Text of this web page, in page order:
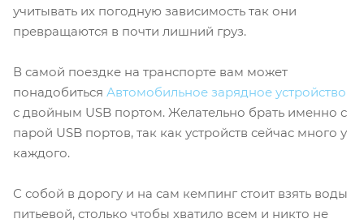
учитывать их погодную зависимость так они
превращаются в почти лишний груз.
В самой поездке на транспорте вам может
понадобиться Автомобильное зарядное устройство
с двойным USB портом. Желательно брать именно с
парой USB портов, так как устройств сейчас много у
каждого.
С собой в дорогу и на сам кемпинг стоит взять воды
питьевой, столько чтобы хватило всем и никто не